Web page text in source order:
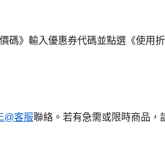
碼》輸入優惠券代碼並點選《使用
客服聯絡。若有急需或限時商品，